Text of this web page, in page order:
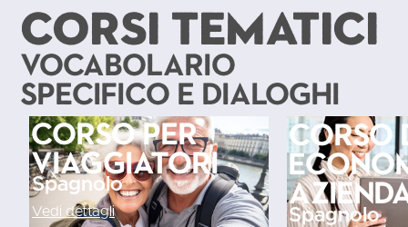
CORSI TEMATICI
Vocabolario
specifico e dialoghi
Corso per
viaggiatori
Spagnolo
Vedi dettagli
Corso
Spagnolo